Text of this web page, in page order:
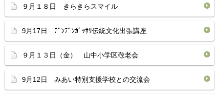
９月１８日 きらきらスマイル
9月17日 ﾃﾞﾝﾃﾞﾝｶﾞｯｻﾘ伝統文化出張講座
９月１３日（金） 山中小学区敬老会
9月12日 みあい特別支援学校との交流会